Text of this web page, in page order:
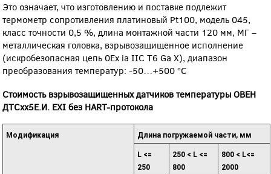
Это означает, что изготовлению и поставке подлежит
термометр сопротивления платиновый Рt100, модель 045,
класс точности 0,5 %, длина монтажной части 120 мм, МГ –
металлическая головка, взрывозащищенное исполнение
(искробезопасная цепь 0Ex ia IIС Т6 Ga X), диапазон
преобразования температур: -50…+500 °С
Стоимость взрывозащищенных датчиков температуры ОВЕН
ДТСхх5Е.И. EXI без HART-протокола
Модификация Длина погружаемой части, мм
L <=
250
250 < L <=
800
800 < L<=
2000